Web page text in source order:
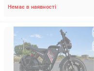
Немає в наявності